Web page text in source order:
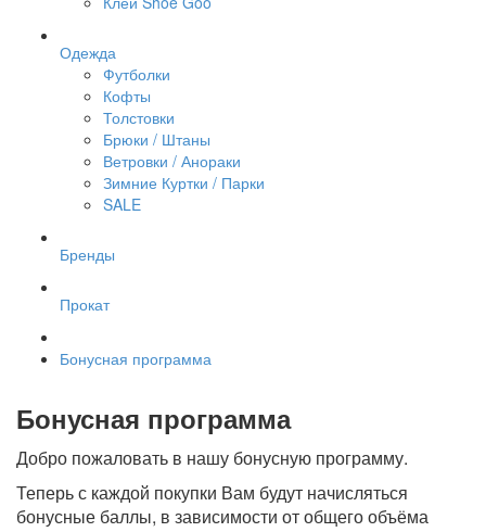
Одежда
Футболки
Кофты
Толстовки
Брюки / Штаны
Ветровки / Анораки
Зимние Куртки / Парки
SALE
Бренды
Прокат
Бонусная программа
Бонусная программа
Добро пожаловать в нашу бонусную программу.
Теперь с каждой покупки Вам будут начисляться
бонусные баллы, в зависимости от общего объёма